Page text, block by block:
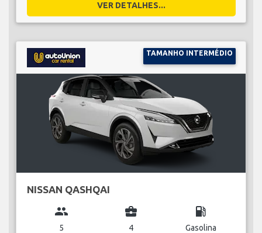
VER DETALHES...
TAMANHO INTERMÉDIO
NISSAN QASHQAI
group
5
business_center
4
local_gas_station
Gasolina